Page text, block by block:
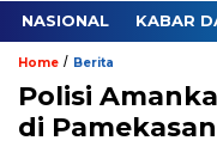
NASIONAL KABAR
Home / Berita
Polisi
di